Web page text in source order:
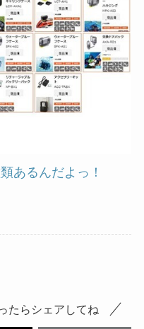
あるんだよっ！
たらシェアしてね